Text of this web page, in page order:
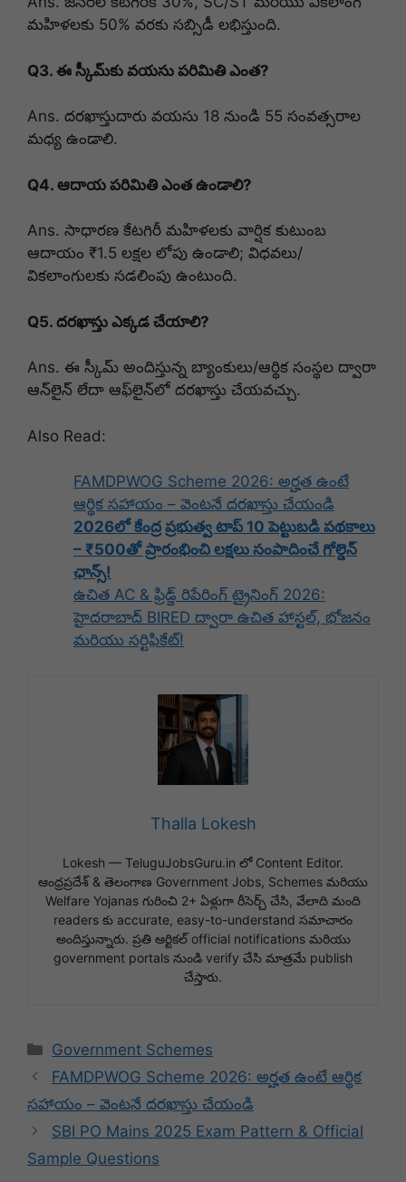
మహిళలకు 50% వరకు సబ్సిడీ లభిస్తుంది.
Q3. ఈ స్కీమ్‌కు వయసు పరిమితి ఎంత?
Ans. దరఖాస్తుదారు వయసు 18 నుండి 55 సంవత్సరాల
మధ్య ఉండాలి.
Q4. ఆదాయ పరిమితి ఎంత ఉండాలి?
Ans. సాధారణ కేటగిరీ మహిళలకు వార్షిక కుటుంబ
ఆదాయం ₹1.5 లక్షల లోపు ఉండాలి; విధవలు/
వికలాంగులకు సడలింపు ఉంటుంది.
Q5. దరఖాస్తు ఎక్కడ చేయాలి?
Ans. ఈ స్కీమ్ అందిస్తున్న బ్యాంకులు/ఆర్థిక సంస్థల ద్వారా
ఆన్‌లైన్ లేదా ఆఫ్‌లైన్‌లో దరఖాస్తు చేయవచ్చు.
Also Read:
FAMDPWOG Scheme 2026: అర్హత ఉంటే
ఆర్థిక సహాయం – వెంటనే దరఖాస్తు చేయండి
2026లో కేంద్ర ప్రభుత్వ టాప్ 10 పెట్టుబడి పథకాలు
– ₹500తో ప్రారంభించి లక్షలు సంపాదించే గోల్డెన్
ఛాన్స్!
ఉచిత AC & ఫ్రిడ్జ్ రిపేరింగ్ ట్రైనింగ్ 2026:
హైదరాబాద్ BIRED ద్వారా ఉచిత హాస్టల్, భోజనం
మరియు సర్టిఫికేట్!
Thalla Lokesh
Lokesh — TeluguJobsGuru.in లో Content Editor.
ఆంధ్రప్రదేశ్ & తెలంగాణ Government Jobs, Schemes మరియు
Welfare Yojanas గురించి 2+ ఏళ్లుగా రీసెర్చ్ చేసి, వేలాది మంది
readers కు accurate, easy-to-understand సమాచారం
అందిస్తున్నారు. ప్రతి ఆర్టికల్ official notifications మరియు
government portals నుండి verify చేసి మాత్రమే publish
చేస్తారు.
Categories
Government Schemes
FAMDPWOG Scheme 2026: అర్హత ఉంటే ఆర్థిక
సహాయం – వెంటనే దరఖాస్తు చేయండి
SBI PO Mains 2025 Exam Pattern & Official
Sample Questions